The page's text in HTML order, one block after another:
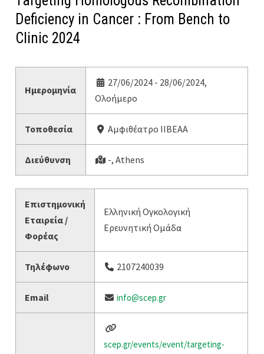
Deficiency in Cancer : From Bench to
Clinic 2024
Ημερομηνία
27/06/2024 - 28/06/2024,
Ολοήμερο
Τοποθεσία Αμφιθέατρο ΙΙΒΕΑΑ
Διεύθυνση -, Athens
Επιστημονική
Εταιρεία /
Φορέας
Ελληνική Ογκολογική
Ερευνητική Ομάδα
Τηλέφωνο 2107240039
Email info@scep.gr
scep.gr/events/event/targeting-